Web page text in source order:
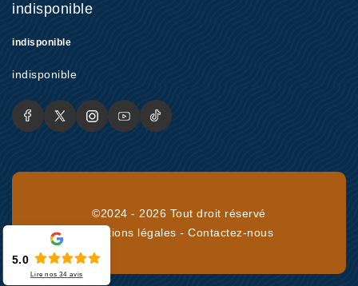
indisponible
indisponible
indisponible
©2024 - 2026 Tout droit réservé
Mentions légales -Contactez-nous
5.0
Lire nos34 avis